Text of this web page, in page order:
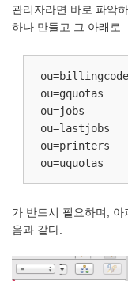
관리자라면 바로 파악
하나 만들고 그 아래로
ou=gquotas
ou=jobs
ou=lastjobs
ou=printers
ou=uquotas
가 반드시 필요하며,
음과 같다.